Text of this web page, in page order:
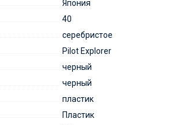
Япония
40
серебристое
Pilot Explorer
черный
черный
пластик
Пластик